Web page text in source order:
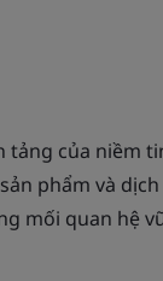
tảng của niềm
phẩm và dịch
mối quan hệ